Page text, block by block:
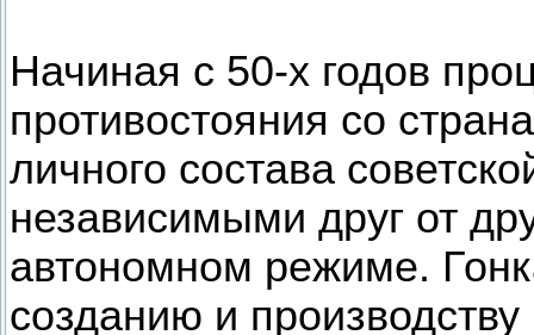
Начиная с 50-х годов
противостояния со
личного состава
независимыми друг от
автономном режиме.
созданию и